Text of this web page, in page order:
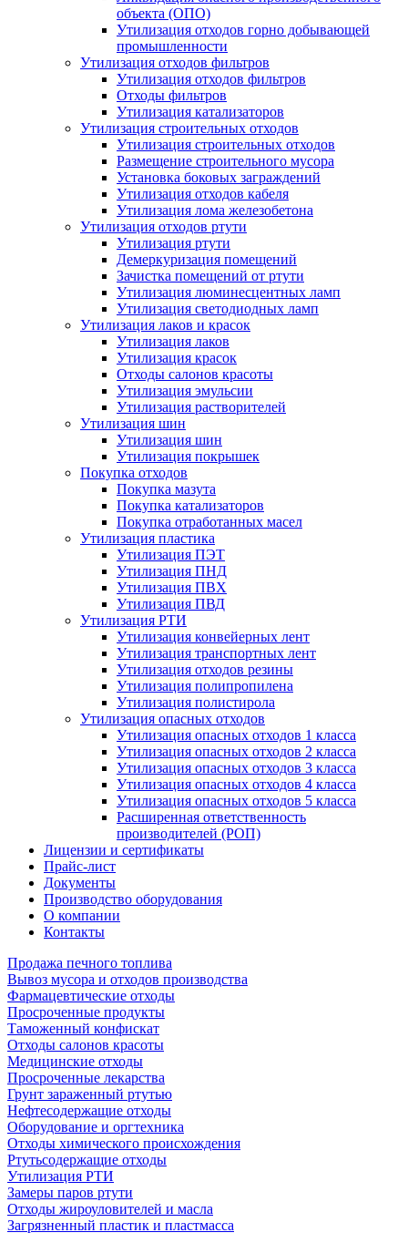
объекта (ОПО)
Утилизация отходов горно добывающей
промышленности
Утилизация отходов фильтров
Утилизация отходов фильтров
Отходы фильтров
Утилизация катализаторов
Утилизация строительных отходов
Утилизация строительных отходов
Размещение строительного мусора
Установка боковых заграждений
Утилизация отходов кабеля
Утилизация лома железобетона
Утилизация отходов ртути
Утилизация ртути
Демеркуризация помещений
Зачистка помещений от ртути
Утилизация люминесцентных ламп
Утилизация светодиодных ламп
Утилизация лаков и красок
Утилизация лаков
Утилизация красок
Отходы салонов красоты
Утилизация эмульсии
Утилизация растворителей
Утилизация шин
Утилизация шин
Утилизация покрышек
Покупка отходов
Покупка мазута
Покупка катализаторов
Покупка отработанных масел
Утилизация пластика
Утилизация ПЭТ
Утилизация ПНД
Утилизация ПВХ
Утилизация ПВД
Утилизация РТИ
Утилизация конвейерных лент
Утилизация транспортных лент
Утилизация отходов резины
Утилизация полипропилена
Утилизация полистирола
Утилизация опасных отходов
Утилизация опасных отходов 1 класса
Утилизация опасных отходов 2 класса
Утилизация опасных отходов 3 класса
Утилизация опасных отходов 4 класса
Утилизация опасных отходов 5 класса
Расширенная ответственность
производителей (РОП)
Лицензии и сертификаты
Прайс-лист
Документы
Производство оборудования
О компании
Контакты
Продажа печного топлива
Вывоз мусора и отходов производства
Фармацевтические отходы
Просроченные продукты
Таможенный конфискат
Отходы салонов красоты
Медицинские отходы
Просроченные лекарства
Грунт зараженный ртутью
Нефтесодержащие отходы
Оборудование и оргтехника
Отходы химического происхождения
Ртутьсодержащие отходы
Утилизация РТИ
Замеры паров ртути
Отходы жироуловителей и масла
Загрязненный пластик и пластмасса